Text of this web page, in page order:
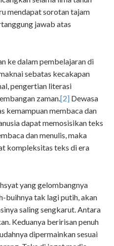
mendapat sorotan tajam
jawab atas
ke dalam pembelajaran di
sebatas kecakapan
pengertian literasi
zaman.[2] Dewasa
kemampuan membaca dan
dapat memosisikan teks
dan menulis, maka
kompleksitas teks di era
yang gelombangnya
buihnya tak lagi putih, akan
saling sengkarut. Antara
Keduanya beririsan penuh
dipermainkan sesuai